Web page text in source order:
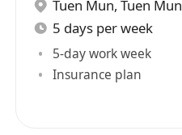
Tuen Mun, Tuen Mun
5 days per week
5-day work week
Insurance plan